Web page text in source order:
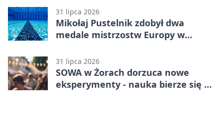
31 lipca 2026
Mikołaj Pustelnik zdobył dwa
medale mistrzostw Europy w
31 lipca 2026
SOWA w Żorach dorzuca nowe
eksperymenty - nauka bierze się tu